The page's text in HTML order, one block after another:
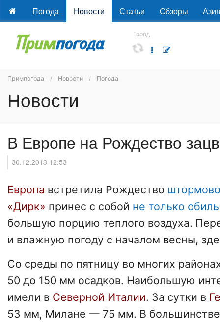
Погода Новости Статьи Обзоры Азия
Город
Примпогода Новости Погода
Новости
В Европе на Рождество
30.12.2013 12:53
Европа встретила Рождество
«Дирк» принес с собой не только
большую порцию теплого воздуха.
и влажную погоду с началом весны,
Со среды по пятницу во многих
50 до 150 мм осадков. Наибольшую
имели в Северной Италии. За сутки в
53 мм, Милане — 75 мм. В